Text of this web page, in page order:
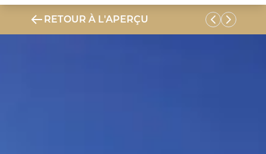
RETOUR À L'APERÇU